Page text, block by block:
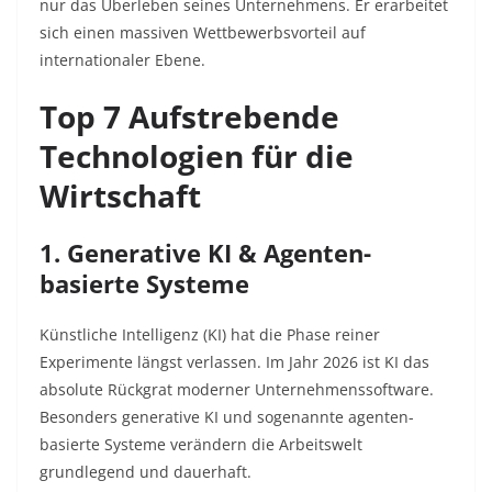
nur das Überleben seines Unternehmens. Er erarbeitet
sich einen massiven Wettbewerbsvorteil auf
internationaler Ebene.
Top 7 Aufstrebende
Technologien für die
Wirtschaft
1. Generative KI & Agenten-
basierte Systeme
Künstliche Intelligenz (KI) hat die Phase reiner
Experimente längst verlassen. Im Jahr 2026 ist KI das
absolute Rückgrat moderner Unternehmenssoftware.
Besonders generative KI und sogenannte agenten-
basierte Systeme verändern die Arbeitswelt
grundlegend und dauerhaft.